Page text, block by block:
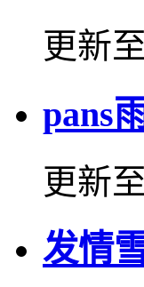
更新
pans
更新
发情